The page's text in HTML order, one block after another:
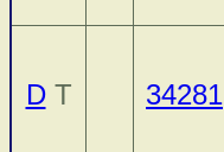
DT 34281